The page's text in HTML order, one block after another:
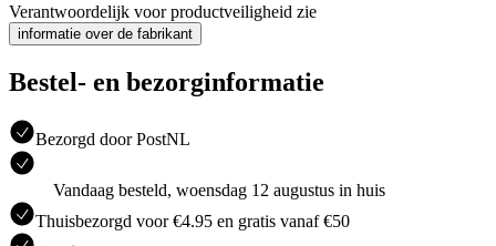
Verantwoordelijk voor productveiligheid zie
informatie over de fabrikant
Bestel- en bezorginformatie
Bezorgd door PostNL
Vandaag besteld, woensdag 12 augustus in huis
Thuisbezorgd voor €4.95 en gratis vanaf €50